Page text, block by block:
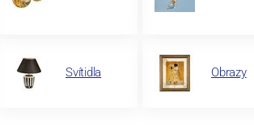
Svítidla Obrazy